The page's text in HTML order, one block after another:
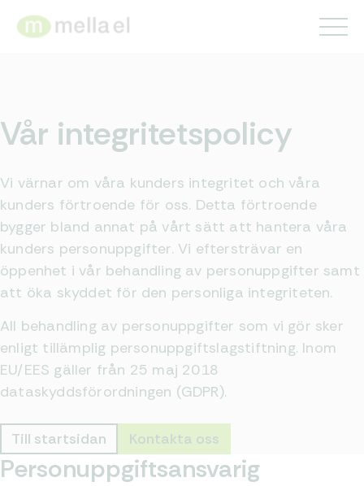
Vår integritetspolicy
Vi värnar om våra kunders integritet och våra
kunders förtroende för oss. Detta förtroende
bygger bland annat på vårt sätt att hantera våra
kunders personuppgifter. Vi eftersträvar en
öppenhet i vår behandling av personuppgifter samt
att öka skyddet för den personliga integriteten.
All behandling av personuppgifter som vi gör sker
enligt tillämplig personuppgiftslagstiftning. Inom
EU/EES gäller från 25 maj 2018
dataskyddsförordningen (GDPR).
Till startsidan Kontakta oss
Personuppgifts­ansvarig